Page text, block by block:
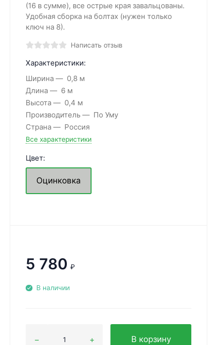
(16 в сумме), все острые края завальцованы.
Удобная сборка на болтах (нужен только
ключ на 8).
Написать отзыв
Характеристики:
Ширина
0,8 м
Длина
6 м
Высота
0,4 м
Производитель
По Уму
Страна
Россия
Все характеристики
Цвет:
Оцинковка
5 780 ₽
В наличии
В корзину